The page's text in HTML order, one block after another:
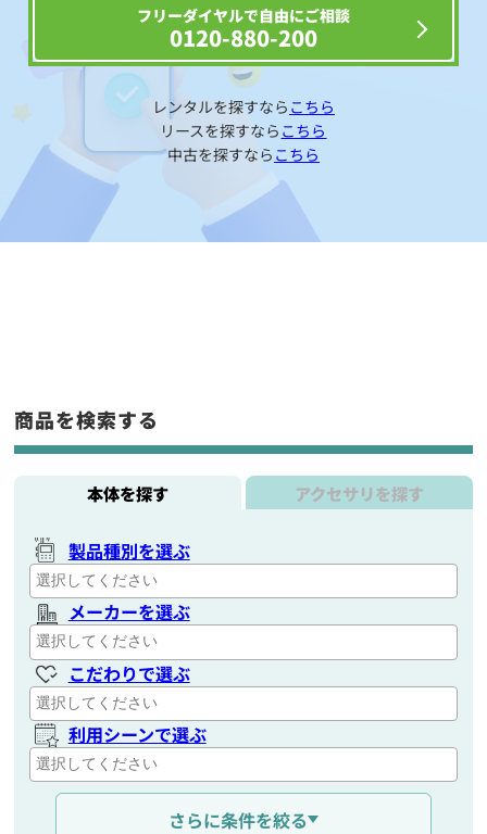
フリーダイヤルで自由にご相談
0120-880-200
レンタルを探すなら こちら
リースを探すなら こちら
中古を探すなら こちら
商品を検索する
本体を探す アクセサリを探す
製品種別を選ぶ
メーカーを選ぶ
こだわりで選ぶ
利用シーンで選ぶ
通信距離を選ぶ
さらに条件を絞る